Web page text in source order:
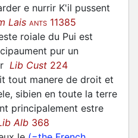
e nurrir K'il pussent
Lais ANTS 11385
roiale du Pui est
pur un
Lib Cust 224
tout manere de droit et
sibien en toute la terre
principalement estre
Alb 368